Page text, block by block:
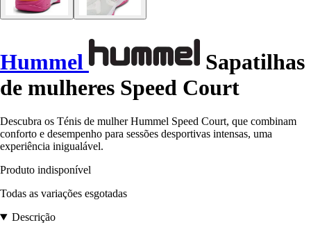
Hummel
Sapatilhas
de mulheres Speed Court
Descubra os Ténis de mulher Hummel Speed Court, que combinam
conforto e desempenho para sessões desportivas intensas, uma
experiência inigualável.
Produto indisponível
Todas as variações esgotadas
Descrição